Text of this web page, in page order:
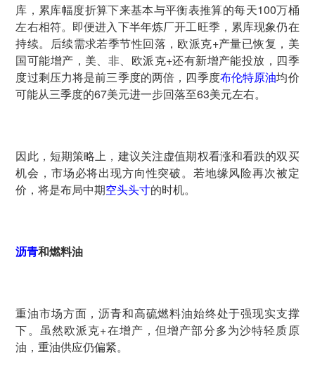
库，累库幅度折算下来基本与平衡表推算的每天100万桶
左右相符。即便进入下半年炼厂开工旺季，累库现象仍在
持续。后续需求若季节性回落，欧派克+产量已恢复，美
国可能增产，美、非、欧派克+还有新增产能投放，四季
度过剩压力将是前三季度的两倍，四季度布伦特原油均价
可能从三季度的67美元进一步回落至63美元左右。
因此，短期策略上，建议关注虚值期权看涨和看跌的双买
机会，市场必将出现方向性突破。若地缘风险再次被定
价，将是布局中期空头头寸的时机。
沥青和燃料油
重油市场方面，沥青和高硫燃料油始终处于强现实支撑
下。虽然欧派克+在增产，但增产部分多为沙特轻质原
油，重油供应仍偏紧。